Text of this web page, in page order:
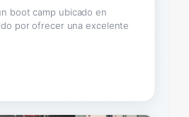
boot camp ubicado en
por ofrecer una excelente